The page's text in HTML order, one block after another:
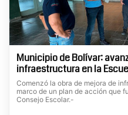
Municipio de Bolívar:
infraestructura en la
Comenzó la obra de mejora de
marco de un plan de acción que
Consejo Escolar.-